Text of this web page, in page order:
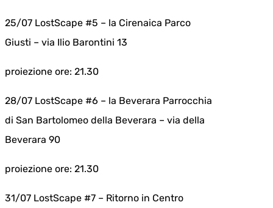
25/07 LostScape #5 – la Cirenaica Parco
Giusti – via Ilio Barontini 13
proiezione ore: 21.30
28/07 LostScape #6 – la Beverara Parrocchia
di San Bartolomeo della Beverara – via della
Beverara 90
proiezione ore: 21.30
31/07 LostScape #7 – Ritorno in Centro